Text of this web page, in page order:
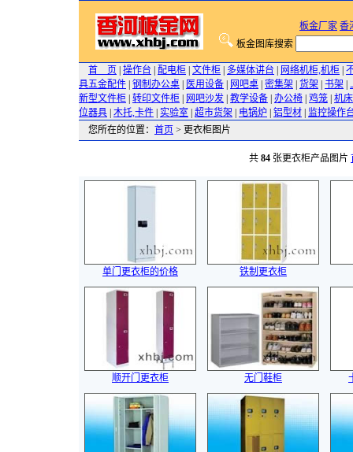
板金厂家 香
板金图库搜索
首 页 操作台 配电柜 文件柜 多媒体讲台 网络机柜,机柜
具五金配件 钢制办公桌 医用设备 网吧桌 密集架 货架 书架
新型文件柜 转印文件柜 网吧沙发 教学设备 办公椅 鸡笼 机
位器具 木托,卡件 实验室 超市货架 电锅炉 铝型材
监控操作
您所在的位置： 首页 > 更衣柜图片
共 84 张更衣柜产品图片
单门更衣柜的价格 铁制更衣柜
顺开门更衣柜 无门鞋柜